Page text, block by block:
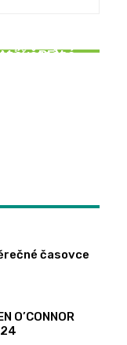
závěrečné
BEN
časovce
O’CONNOR